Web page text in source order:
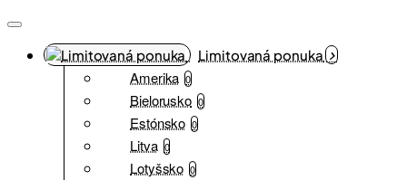
Limitovaná ponuka
Amerika 0
Bielorusko 0
Estónsko 0
Litva 0
Lotyšsko 0